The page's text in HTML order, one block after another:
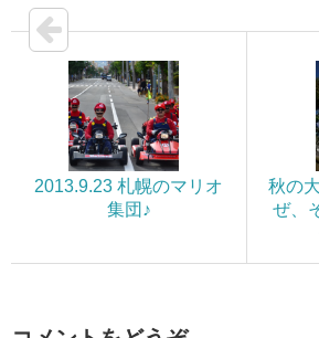
2013.9.23 札幌のマリオ
集団♪
秋の
ぜ、